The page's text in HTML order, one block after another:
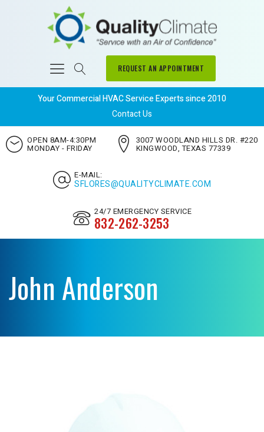
REQUEST AN APPOINTMENT
Your Commercial HVAC Service Experts since 2010
Contact Us
OPEN 8AM-4:30PM
MONDAY - FRIDAY
3007 WOODLAND HILLS DR. #220
KINGWOOD, TEXAS 77339
E-MAIL:
SFLORES@QUALITYCLIMATE.COM
24/7 EMERGENCY SERVICE
832-262-3253
John Anderson